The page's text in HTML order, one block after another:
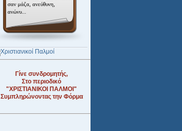
σαν μάζα, ανεύθυνη,
ανώνυ...
Γίνε συνδρομητής,
Στο περιοδικό
"ΧΡΙΣΤΙΑΝΙΚΟΙ ΠΑΛΜΟΙ"
Συμπληρώνοντας την Φόρμα